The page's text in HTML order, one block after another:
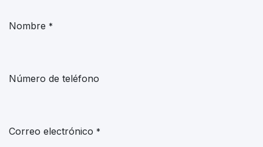
Nombre *
Número de teléfono
Correo electrónico *